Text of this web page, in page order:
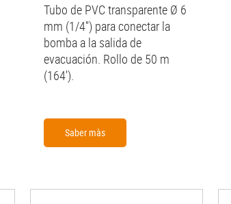
Tubo de PVC transparente Ø 6
mm (1/4'') para conectar la
bomba a la salida de
evacuación. Rollo de 50 m
(164').
Saber màs